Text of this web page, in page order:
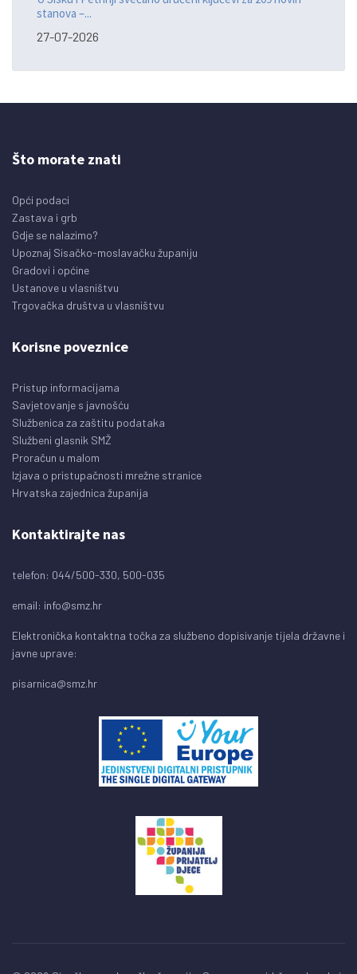
stanova –...
27-07-2026
Što morate znati
Opći podaci
Zastava i grb
Gdje se nalazimo?
Upoznaj Sisačko-moslavačku županiju
Gradovi i općine
Ustanove u vlasništvu
Trgovačka društva u vlasništvu
Korisne poveznice
Pristup informacijama
Savjetovanje s javnošću
Službenica za zaštitu podataka
Službeni glasnik SMŽ
Proračun u malom
Izjava o pristupačnosti mrežne stranice
Hrvatska zajednica županija
Kontaktirajte nas
telefon: 044/500-330, 500-035
email: info@smz.hr
Elektronička kontaktna točka za službeno dopisivanje tijela državne i
javne uprave:
pisarnica@smz.hr